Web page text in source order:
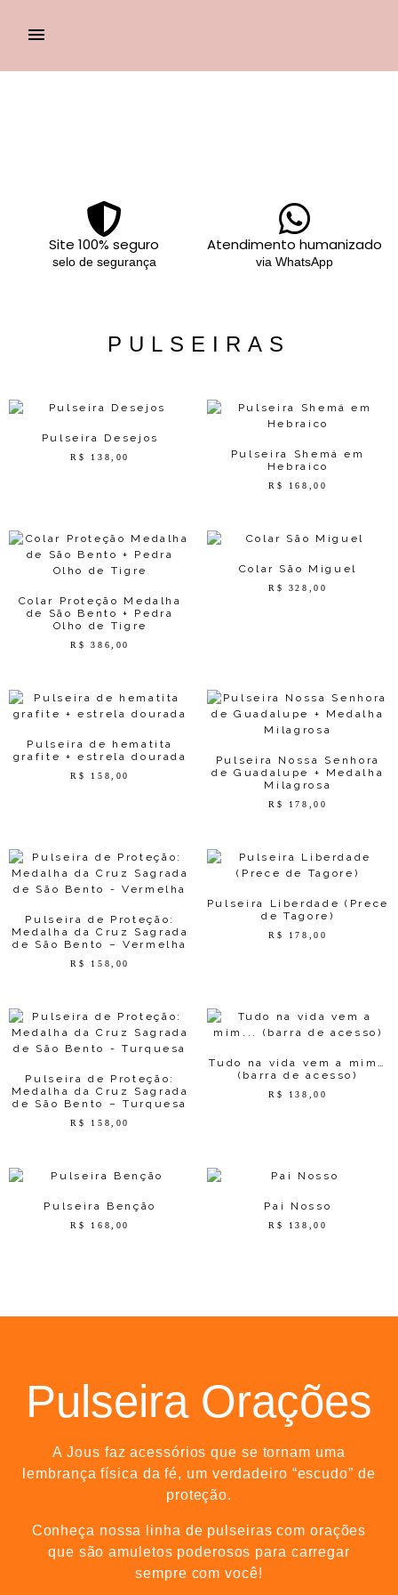
Site 100% seguro
selo de segurança
Atendimento humanizado
via WhatsApp
PULSEIRAS
Pulseira Desejos
R$ 138,00
Pulseira Shemá em
Hebraico
R$ 168,00
Colar Proteção Medalha
de São Bento + Pedra
Olho de Tigre
R$ 386,00
Colar São Miguel
R$ 328,00
Pulseira de hematita
grafite + estrela dourada
R$ 158,00
Pulseira Nossa Senhora
de Guadalupe + Medalha
Milagrosa
R$ 178,00
Pulseira de Proteção:
Medalha da Cruz Sagrada
de São Bento – Vermelha
R$ 158,00
Pulseira Liberdade (Prece
de Tagore)
R$ 178,00
Pulseira de Proteção:
Medalha da Cruz Sagrada
de São Bento – Turquesa
R$ 158,00
Tudo na vida vem a mim…
(barra de acesso)
R$ 138,00
Pulseira Benção
R$ 168,00
Pai Nosso
R$ 138,00
Pulseira Orações
A Jous faz acessórios que se tornam uma
lembrança física da fé, um verdadeiro “escudo” de
proteção.
Conheça nossa linha de pulseiras com orações
que são amuletos poderosos para carregar
sempre com você!